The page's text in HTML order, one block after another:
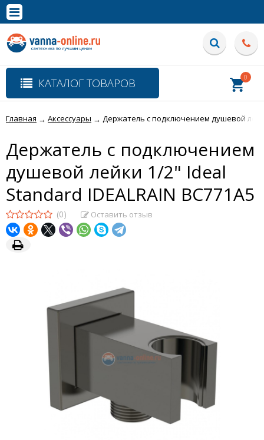
Полная версия сайта
КАТАЛОГ ТОВАРОВ 0
Главная → Аксессуары → Держатель с подключением душевой
Держатель с подключением
душевой лейки 1/2" Ideal
Standard IDEALRAIN BC771A5
(0) Оставить отзыв